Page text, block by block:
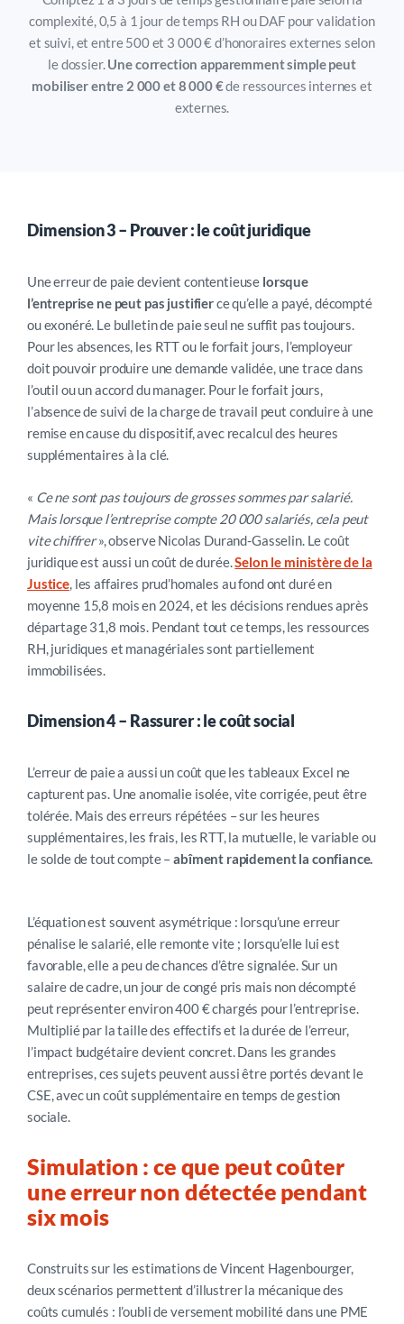
complexité, 0,5 à 1 jour de temps RH ou DAF pour validation
et suivi, et entre 500 et 3 000 € d’honoraires externes selon
le dossier.Une correction apparemment simple peut
mobiliser entre 2 000 et 8 000 €de ressources internes et
externes.
Dimension 3 – Prouver : le coût juridique
Une erreur de paie devient contentieuse lorsque
l’entreprise ne peut pas justifierce qu’elle a payé, décompté
ou exonéré. Le bulletin de paie seul ne suffit pas toujours.
Pour les absences, les RTT ou le forfait jours, l’employeur
doit pouvoir produire une demande validée, une trace dans
l’outil ou un accord du manager. Pour le forfait jours,
l’absence de suivi de la charge de travail peut conduire à une
remise en cause du dispositif, avec recalcul des heures
supplémentaires à la clé.
« Ce ne sont pas toujours de grosses sommes par salarié.
Mais lorsque l’entreprise compte 20 000 salariés, cela peut
vite chiffrer», observe Nicolas Durand-Gasselin. Le coût
juridique est aussi un coût de durée.Selon le ministère de la
Justice, les affaires prud’homales au fond ont duré en
moyenne 15,8 mois en 2024, et les décisions rendues après
départage 31,8 mois. Pendant tout ce temps, les ressources
RH, juridiques et managériales sont partiellement
immobilisées.
Dimension 4 – Rassurer : le coût social
L’erreur de paie a aussi un coût que les tableaux Excel ne
capturent pas. Une anomalie isolée, vite corrigée, peut être
tolérée. Mais des erreurs répétées – sur les heures
supplémentaires, les frais, les RTT, la mutuelle, le variable ou
le solde de tout compte –abîment rapidement la confiance.
L’équation est souvent asymétrique : lorsqu’une erreur
pénalise le salarié, elle remonte vite ; lorsqu’elle lui est
favorable, elle a peu de chances d’être signalée. Sur un
salaire de cadre, un jour de congé pris mais non décompté
peut représenter environ 400 € chargés pour l’entreprise.
Multiplié par la taille des effectifs et la durée de l’erreur,
l’impact budgétaire devient concret. Dans les grandes
entreprises, ces sujets peuvent aussi être portés devant le
CSE, avec un coût supplémentaire en temps de gestion
sociale.
Simulation : ce que peut coûter
une erreur non détectée pendant
six mois
Construits sur les estimations de Vincent Hagenbourger,
deux scénarios permettent d’illustrer la mécanique des
coûts cumulés : l’oubli de versement mobilité dans une PME